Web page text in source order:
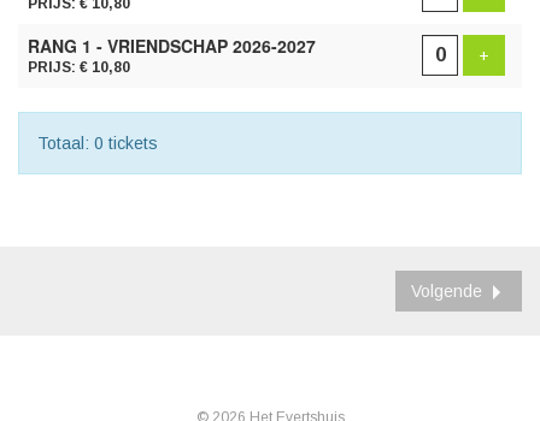
PRIJS: € 10,80
RANG 1 - VRIENDSCHAP 2026-2027
PRIJS: € 10,80
+
Totaal: 0 tickets
Volgende
© 2026 Het Evertshuis